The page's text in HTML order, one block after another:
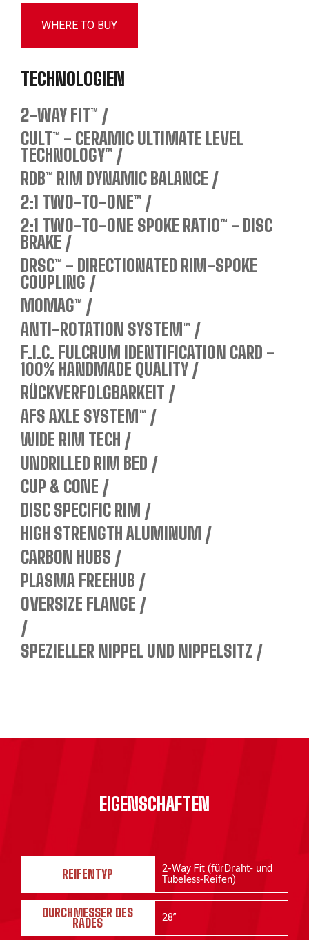
WHERE TO BUY
TECHNOLOGIEN
2-WAY FIT™
CULT™ - CERAMIC ULTIMATE LEVEL
TECHNOLOGY™
RDB™ RIM DYNAMIC BALANCE
2:1 TWO-TO-ONE™
2:1 TWO-TO-ONE SPOKE RATIO™ - DISC
BRAKE
DRSC™ - DIRECTIONATED RIM-SPOKE
COUPLING
MOMAG™
ANTI-ROTATION SYSTEM™
F.I.C. FULCRUM IDENTIFICATION CARD -
100% HANDMADE QUALITY
RÜCKVERFOLGBARKEIT
AFS AXLE SYSTEM™
WIDE RIM TECH
UNDRILLED RIM BED
CUP & CONE
DISC SPECIFIC RIM
HIGH STRENGTH ALUMINUM
CARBON HUBS
PLASMA FREEHUB
OVERSIZE FLANGE
SPEZIELLER NIPPEL UND NIPPELSITZ
EIGENSCHAFTEN
REIFENTYP 2-Way Fit (fürDraht- und
Tubeless-Reifen)
DURCHMESSER DES
RADES 28”